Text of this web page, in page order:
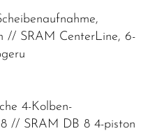
// SRAM CenterLine, 6-
4-Kolben-
// SRAM DB 8 4-piston